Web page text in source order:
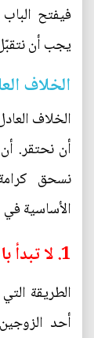
فيفتح
يجب أن
الخلاف
الخلاف
أن نحتقر.
نسحق
الأساسية في
1. لا تبدأ بالهجوم
الطريقة
أحد